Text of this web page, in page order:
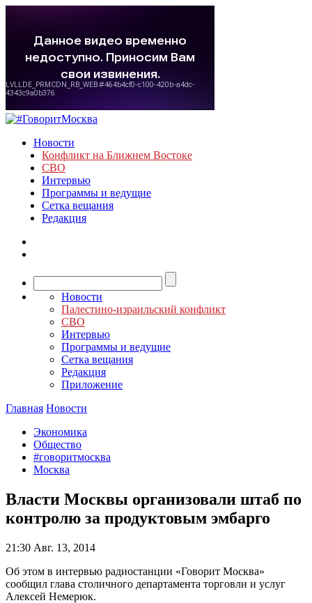
Новости
Конфликт на Ближнем Востоке
СВО
Интервью
Программы и ведущие
Сетка вещания
Редакция
Новости
Палестино-израильский конфликт
СВО
Интервью
Программы и ведущие
Сетка вещания
Редакция
Приложение
Главная Новости
Экономика
Общество
#говоритмосква
Москва
Власти Москвы организовали штаб по
контролю за продуктовым эмбарго
21:30 Авг. 13, 2014
Об этом в интервью радиостанции «Говорит Москва»
сообщил глава столичного департамента торговли и услуг
Алексей Немерюк.